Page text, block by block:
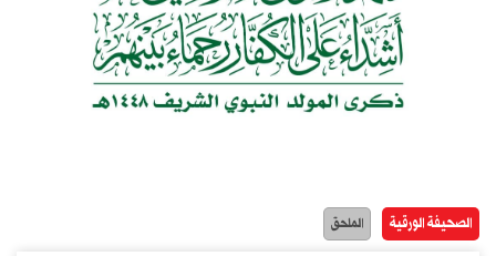
الصحيفة الورقية الملحق